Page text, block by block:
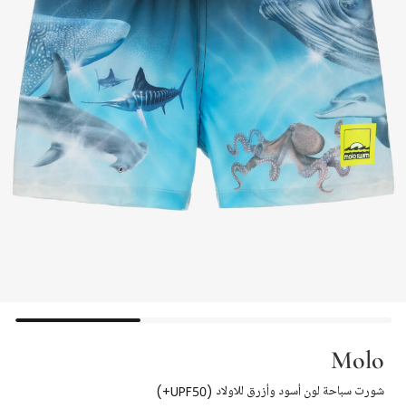
Molo
شورت سباحة لون أسود وأزرق للاولاد (UPF50+)